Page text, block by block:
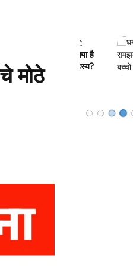
मोठे
4 यंत्रों का रहस्य?
2026